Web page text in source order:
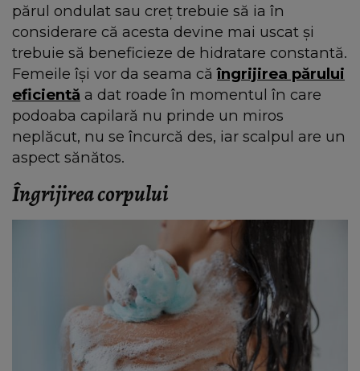
părul ondulat sau creț trebuie să ia în
considerare că acesta devine mai uscat și
trebuie să beneficieze de hidratare constantă.
Femeile își vor da seama căîngrijirea părului
eficientă a dat roade în momentul în care
podoaba capilară nu prinde un miros
neplăcut, nu se încurcă des, iar scalpul are un
aspect sănătos.
Îngrijirea corpului